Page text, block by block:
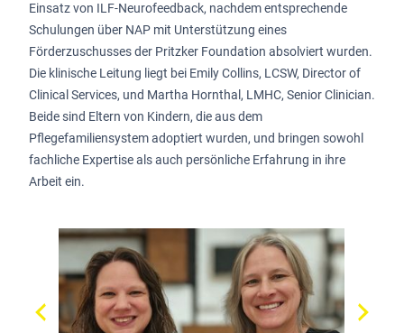
Einsatz von ILF-Neurofeedback, nachdem entsprechende
Schulungen über NAP mit Unterstützung eines
Förderzuschusses der Pritzker Foundation absolviert wurden.
Die klinische Leitung liegt bei Emily Collins, LCSW, Director of
Clinical Services, und Martha Hornthal, LMHC, Senior Clinician.
Beide sind Eltern von Kindern, die aus dem
Pflegefamiliensystem adoptiert wurden, und bringen sowohl
fachliche Expertise als auch persönliche Erfahrung in ihre
Arbeit ein.